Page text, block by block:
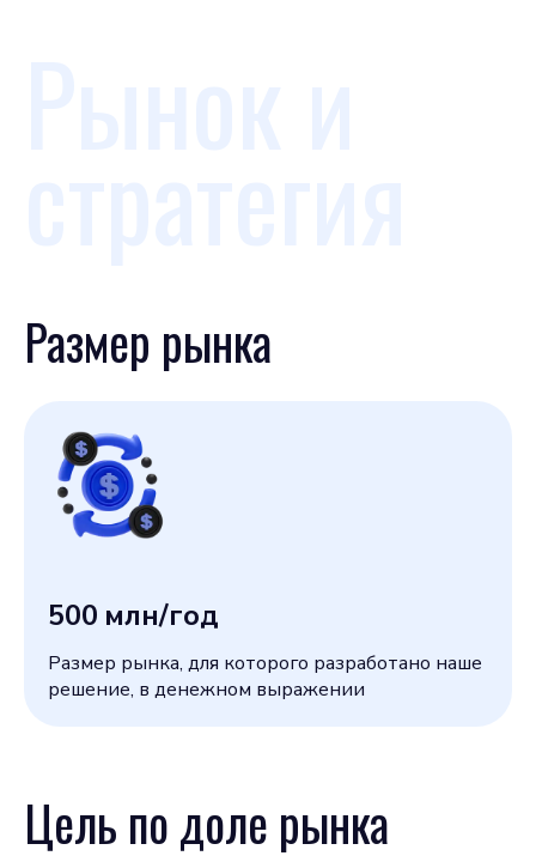
Размер рынка
500 млн/год
Размер рынка, для которого разработано наше
решение, в денежном выражении
Цель по доле рынка